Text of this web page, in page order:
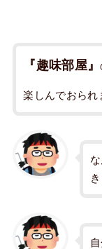
『趣味部屋』
楽しんでおられ